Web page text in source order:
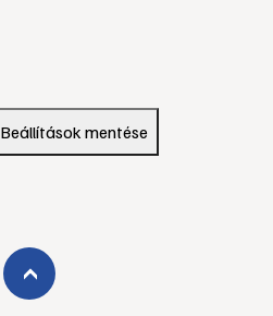
Beállítások mentése
›